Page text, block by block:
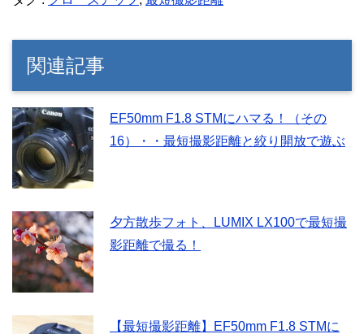
関連記事
EF50mm F1.8 STMにハマる！（その
16）・・最短撮影距離と絞り開放で遊ぶ
夕方散歩フォト、LUMIX LX100で最短撮
影距離で撮る！
【最短撮影距離】EF50mm F1.8 STMに